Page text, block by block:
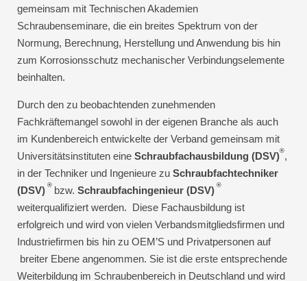
gemeinsam mit Technischen Akademien
Schraubenseminare, die ein breites Spektrum von der
Normung, Berechnung, Herstellung und Anwendung bis hin
zum Korrosionsschutz mechanischer Verbindungselemente
beinhalten.
Durch den zu beobachtenden zunehmenden
Fachkräftemangel sowohl in der eigenen Branche als auch
im Kundenbereich entwickelte der Verband gemeinsam mit
Universitätsinstituten eine Schraubfachausbildung (DSV)®,
in der Techniker und Ingenieure zu Schraubfachtechniker
(DSV) ® bzw. Schraubfachingenieur (DSV) ®
weiterqualifiziert werden. Diese Fachausbildung ist
erfolgreich und wird von vielen Verbandsmitgliedsfirmen und
Industriefirmen bis hin zu OEM’S und Privatpersonen auf
breiter Ebene angenommen. Sie ist die erste entsprechende
Weiterbildung im Schraubenbereich in Deutschland und wird